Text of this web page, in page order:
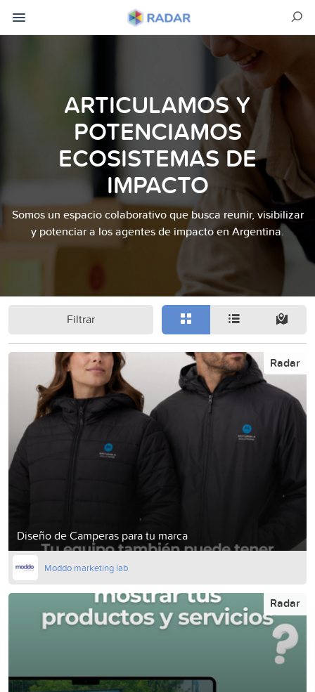
ARTICULAMOS Y
POTENCIAMOS
ECOSISTEMAS DE
IMPACTO
Somos un espacio colaborativo que busca reunir, visibilizar
y potenciar a los agentes de impacto en Argentina.
Filtrar
Diseño de Camperas para tu marca
Radar
Moddo marketing lab
Radar